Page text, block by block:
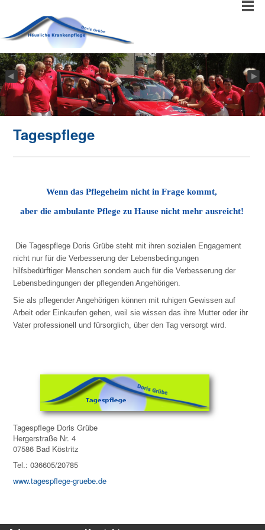
Tagespflege
Wenn das Pflegeheim nicht in Frage kommt,
aber die ambulante Pflege zu Hause nicht mehr ausreicht!
Die Tagespflege Doris Grübe steht mit ihren sozialen Engagement
nicht nur für die Verbesserung der Lebensbedingungen
hilfsbedürftiger Menschen sondern auch für die Verbesserung der
Lebensbedingungen der pflegenden Angehörigen.
Sie als pflegender Angehörigen können mit ruhigen Gewissen auf
Arbeit oder Einkaufen gehen, weil sie wissen das ihre Mutter oder ihr
Vater professionell und fürsorglich, über den Tag versorgt wird.
Tagespflege Doris Grübe
Hergerstraße Nr. 4
07586 Bad Köstritz
Tel.: 036605/20785
www.tagespflege-gruebe.de